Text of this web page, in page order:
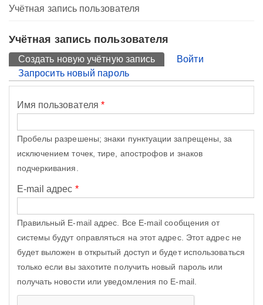
Учётная запись пользователя
Учётная запись пользователя
Главные вкладки
Создать новую учётную запись (активная вкладка)
Войти
Запросить новый пароль
Имя пользователя *
Пробелы разрешены; знаки пунктуации запрещены, за
исключением точек, тире, апострофов и знаков
подчеркивания.
E-mail адрес *
Правильный E-mail адрес. Все E-mail сообщения от
системы будут оправляться на этот адрес. Этот адрес не
будет выложен в открытый доступ и будет использоваться
только если вы захотите получить новый пароль или
получать новости или уведомления по E-mail.